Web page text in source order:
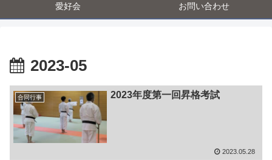
愛好会 お問い合わせ
2023-05
合同行事 2023年度第一回昇格考試
2023.05.28